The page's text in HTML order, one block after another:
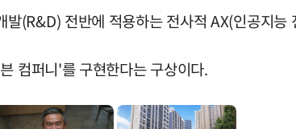
(R&D) 전반에 적용하는 전사적 AX(인공지능
컴퍼니'를 구현한다는 구상이다.